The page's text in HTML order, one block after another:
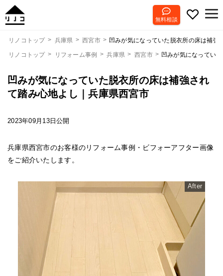
無料相談
リノコトップ 兵庫県 西宮市 凹みが気になっていた脱衣所の床は補強
リノコトップ リフォーム事例 兵庫県 西宮市 凹みが気になってい
凹みが気になっていた脱衣所の床は補強され
て踏み心地よし｜兵庫県西宮市
2023年09月13日公開
兵庫県西宮市のお客様のリフォーム事例・ビフォーアフター画像
をご紹介いたします。
After